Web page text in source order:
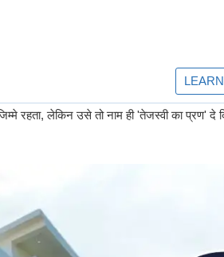
रहता, लेकिन उसे तो नाम ही 'तेजस्वी का प्रण' दे